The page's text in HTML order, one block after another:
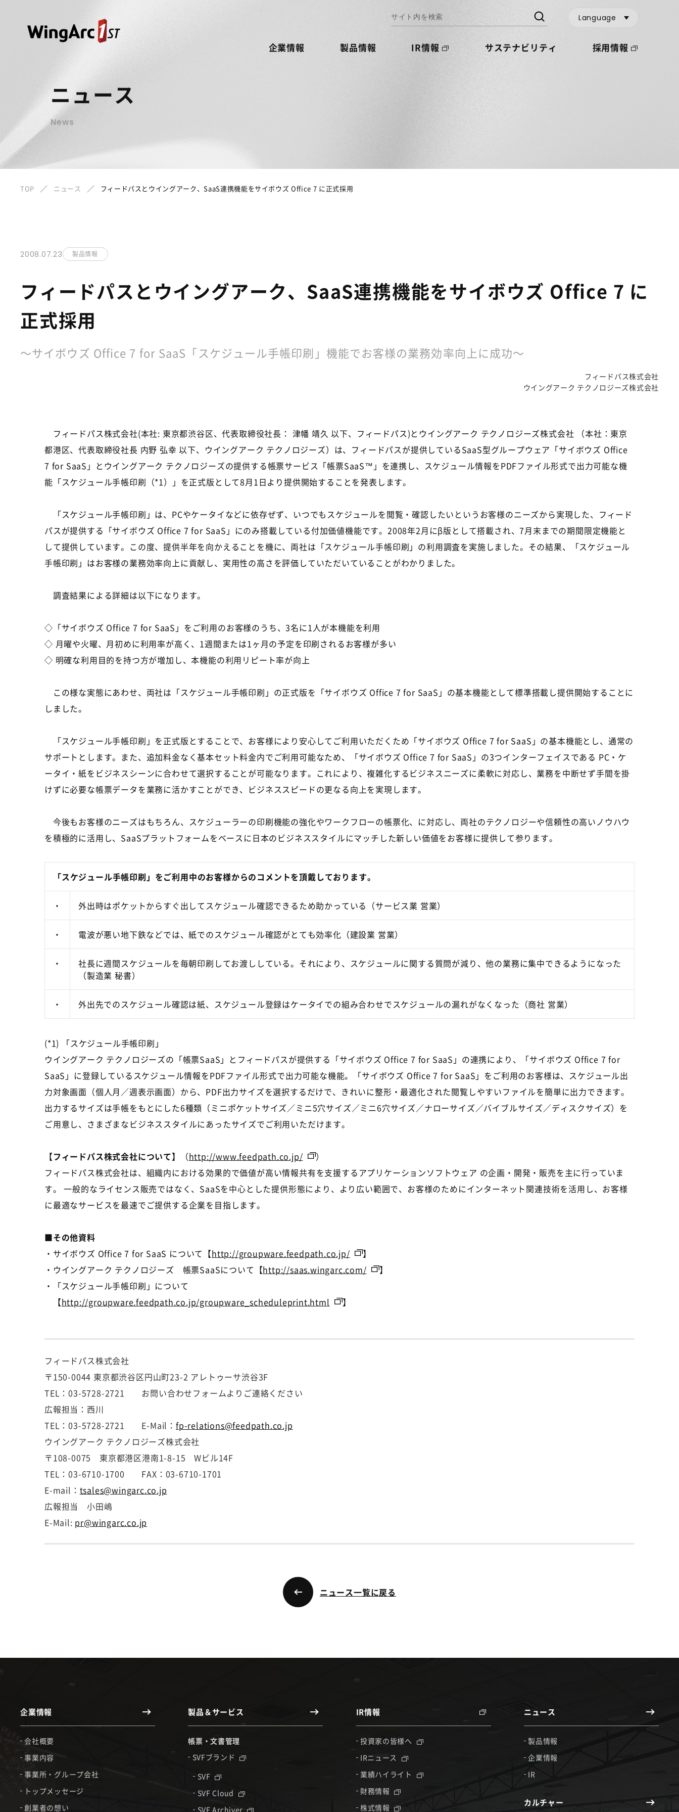
企業情報 製品情報 IR情報 サステナビリティ 採用情報
Language
ニュース
News
TOP ニュース フィードパスとウイングアーク、SaaS連携機能をサイボウズ Office 7 に正式採用
2008.07.23 製品情報
フィードパスとウイングアーク、SaaS連携機能をサイボウズ Office 7 に
正式採用
～サイボウズ Office 7 for SaaS「スケジュール手帳印刷」機能でお客様の業務効率向上に成功～
フィードパス株式会社
ウイングアーク テクノロジーズ株式会社
フィードパス株式会社(本社: 東京都渋谷区、代表取締役社長： 津幡 靖久 以下、フィードパス)とウイングアーク テクノロジーズ株式会社 （本社：東京
都港区、代表取締役社長 内野 弘幸 以下、ウイングアーク テクノロジーズ）は、フィードパスが提供しているSaaS型グループウェア「サイボウズ Office
7 for SaaS」とウイングアーク テクノロジーズの提供する帳票サービス「帳票SaaS™」を連携し、スケジュール情報をPDFファイル形式で出力可能な機
能「スケジュール手帳印刷（*1）」を正式版として8月1日より提供開始することを発表します。
「スケジュール手帳印刷」は、PCやケータイなどに依存ぜず、いつでもスケジュールを閲覧・確認したいというお客様のニーズから実現した、フィード
パスが提供する「サイボウズ Office 7 for SaaS」にのみ搭載している付加価値機能です。2008年2月にβ版として搭載され、7月末までの期間限定機能と
して提供しています。この度、提供半年を向かえることを機に、両社は「スケジュール手帳印刷」の利用調査を実施しました。その結果、「スケジュール
手帳印刷」はお客様の業務効率向上に貢献し、実用性の高さを評価していただいていることがわかりました。
調査結果による詳細は以下になります。
◇「サイボウズ Office 7 for SaaS」をご利用のお客様のうち、3名に1人が本機能を利用
◇ 月曜や火曜、月初めに利用率が高く、1週間または1ヶ月の予定を印刷されるお客様が多い
◇ 明確な利用目的を持つ方が増加し、本機能の利用リピート率が向上
この様な実態にあわせ、両社は「スケジュール手帳印刷」の正式版を「サイボウズ Office 7 for SaaS」の基本機能として標準搭載し提供開始することに
しました。
「スケジュール手帳印刷」を正式版とすることで、お客様により安心してご利用いただくため「サイボウズ Office 7 for SaaS」の基本機能とし、通常の
サポートとします。また、追加料金なく基本セット料金内でご利用可能なため、「サイボウズ Office 7 for SaaS」の3つインターフェイスである PC・ケ
ータイ・紙をビジネスシーンに合わせて選択することが可能なります。これにより、複雑化するビジネスニーズに柔軟に対応し、業務を中断せず手間を掛
けずに必要な帳票データを業務に活かすことができ、ビジネススピードの更なる向上を実現します。
今後もお客様のニーズはもちろん、スケジューラーの印刷機能の強化やワークフローの帳票化、に対応し、両社のテクノロジーや信頼性の高いノウハウ
を積極的に活用し、SaaSプラットフォームをベースに日本のビジネススタイルにマッチした新しい価値をお客様に提供して参ります。
「スケジュール手帳印刷」をご利用中のお客様からのコメントを頂戴しております。
・ 外出時はポケットからすぐ出してスケジュール確認できるため助かっている（サービス業 営業）
・ 電波が悪い地下鉄などでは、紙でのスケジュール確認がとても効率化（建設業 営業）
・
社長に週間スケジュールを毎朝印刷してお渡ししている。それにより、スケジュールに関する質問が減り、他の業務に集中できるようになった
（製造業 秘書）
・ 外出先でのスケジュール確認は紙、スケジュール登録はケータイでの組み合わせでスケジュールの漏れがなくなった（商社 営業）
(*1) 「スケジュール手帳印刷」
ウイングアーク テクノロジーズの「帳票SaaS」とフィードパスが提供する「サイボウズ Office 7 for SaaS」の連携により、「サイボウズ Office 7 for
SaaS」に登録しているスケジュール情報をPDFファイル形式で出力可能な機能。「サイボウズ Office 7 for SaaS」をご利用のお客様は、スケジュール出
力対象画面（個人月／週表示画面）から、PDF出力サイズを選択するだけで、きれいに整形・最適化された閲覧しやすいファイルを簡単に出力できます。
出力するサイズは手帳をもとにした6種類（ミニポケットサイズ／ミニ5穴サイズ／ミニ6穴サイズ／ナローサイズ／バイブルサイズ／ディスクサイズ）を
ご用意し、さまざまなビジネススタイルにあったサイズでご利用いただけます。
【フィードパス株式会社について】 （http://www.feedpath.co.jp/
）
フィードパス株式会社は、組織内における効果的で価値が高い情報共有を支援するアプリケーションソフトウェア の企画・開発・販売を主に行っていま
す。 一般的なライセンス販売ではなく、SaaSを中心とした提供形態により、より広い範囲で、お客様のためにインターネット関連技術を活用し、お客様
に最適なサービスを最速でご提供する企業を目指します。
■その他資料
・サイボウズ Office 7 for SaaS について【http://groupware.feedpath.co.jp/
】
・ウイングアーク テクノロジーズ 帳票SaaSについて【http://saas.wingarc.com/
】
・「スケジュール手帳印刷」について
【http://groupware.feedpath.co.jp/groupware_scheduleprint.html 】
フィードパス株式会社
〒150-0044 東京都渋谷区円山町23-2 アレトゥーサ渋谷3F
TEL：03-5728-2721 お問い合わせフォームよりご連絡ください
広報担当：西川
TEL：03-5728-2721 E-Mail：fp-relations@feedpath.co.jp
ウイングアーク テクノロジーズ株式会社
〒108-0075 東京都港区港南1-8-15 Wビル14F
TEL：03-6710-1700 FAX：03-6710-1701
E-mail： tsales@wingarc.co.jp
広報担当 小田嶋
E-Mail: pr@wingarc.co.jp
ニュース一覧に戻る
企業情報
会社概要
事業内容
事業所・グループ会社
トップメッセージ
創業者の想い
製品＆サービス
帳票・文書管理
SVFブランド
SVF
SVF Cloud
SVF Archiver
IR情報
投資家の皆様へ
IRニュース
業績ハイライト
財務情報
株式情報
ニュース
製品情報
企業情報
IR
カルチャー